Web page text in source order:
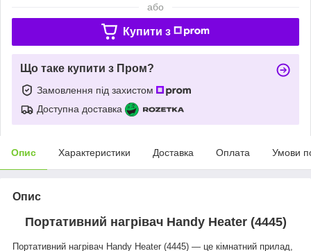
або
Купити з
Що таке купити з Пром?
Замовлення під захистом
Доступна доставка
Опис Характеристики Доставка Оплата Умови
Опис
Портативний нагрівач Handy Heater (4445)
Портативний нагрівач Handy Heater (4445) — це кімнатний прилад,